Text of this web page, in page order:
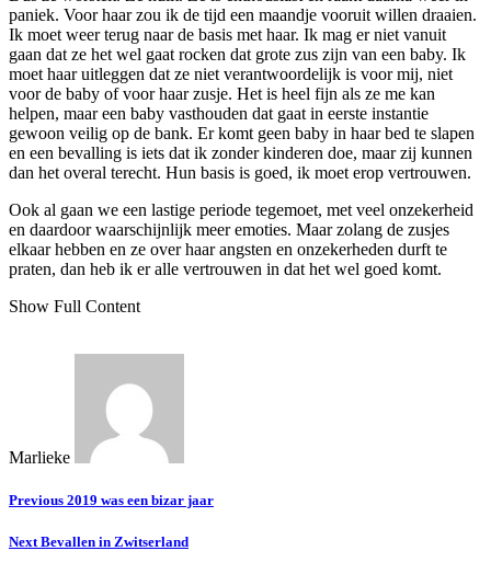
paniek. Voor haar zou ik de tijd een maandje vooruit willen draaien.
Ik moet weer terug naar de basis met haar. Ik mag er niet vanuit
gaan dat ze het wel gaat rocken dat grote zus zijn van een baby. Ik
moet haar uitleggen dat ze niet verantwoordelijk is voor mij, niet
voor de baby of voor haar zusje. Het is heel fijn als ze me kan
helpen, maar een baby vasthouden dat gaat in eerste instantie
gewoon veilig op de bank. Er komt geen baby in haar bed te slapen
en een bevalling is iets dat ik zonder kinderen doe, maar zij kunnen
dan het overal terecht. Hun basis is goed, ik moet erop vertrouwen.
Ook al gaan we een lastige periode tegemoet, met veel onzekerheid
en daardoor waarschijnlijk meer emoties. Maar zolang de zusjes
elkaar hebben en ze over haar angsten en onzekerheden durft te
praten, dan heb ik er alle vertrouwen in dat het wel goed komt.
Show Full Content
Marlieke
Previous 2019 was een bizar jaar
NextBevallen in Zwitserland